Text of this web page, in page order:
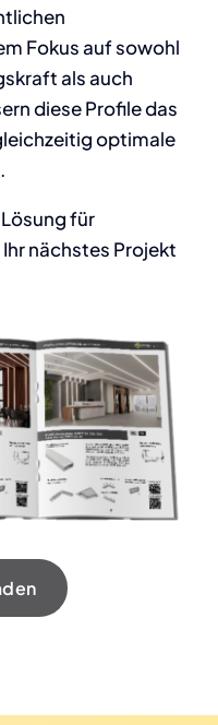
Fokus auf sowohl
als auch
diese Profile das
optimale
für
nächstes Projekt